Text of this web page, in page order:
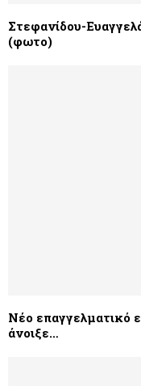
Στεφανίδου-
(φωτο)
Νέο επαγγελματικό
άνοιξε…